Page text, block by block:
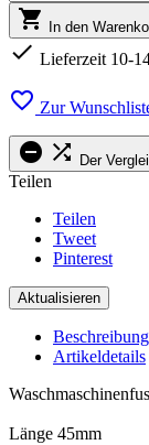
 In den
 Lieferzeit 10-
 Zur
  Der
Teilen
Teilen
Tweet
Pinterest
Beschreibung
Artikeldetails
Länge 45mm